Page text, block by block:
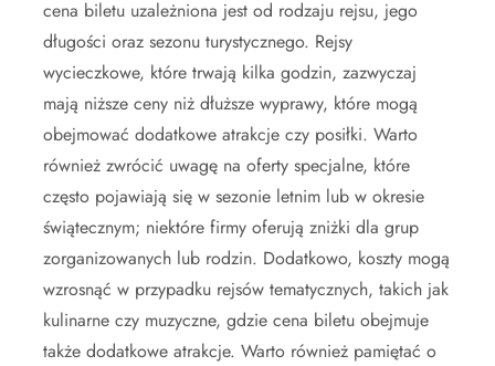
cena biletu uzależniona jest od rodzaju rejsu, jego
długości oraz sezonu turystycznego. Rejsy
wycieczkowe, które trwają kilka godzin, zazwyczaj
mają niższe ceny niż dłuższe wyprawy, które mogą
obejmować dodatkowe atrakcje czy posiłki. Warto
również zwrócić uwagę na oferty specjalne, które
często pojawiają się w sezonie letnim lub w okresie
świątecznym; niektóre firmy oferują zniżki dla grup
zorganizowanych lub rodzin. Dodatkowo, koszty mogą
wzrosnąć w przypadku rejsów tematycznych, takich jak
kulinarne czy muzyczne, gdzie cena biletu obejmuje
także dodatkowe atrakcje. Warto również pamiętać o